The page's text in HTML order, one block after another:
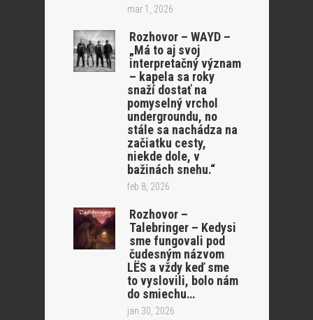
mar 1, 2026
Rozhovor – WAYD –
„Má to aj svoj
interpretačný význam
– kapela sa roky
snaží dostať na
pomyselný vrchol
undergroundu, no
stále sa nachádza na
začiatku cesty,
niekde dole, v
bažinách snehu.“
feb 8, 2026
Rozhovor –
Talebringer – Kedysi
sme fungovali pod
čudesným názvom
LËS a vždy keď sme
to vyslovili, bolo nám
do smiechu…
jan 30, 2026